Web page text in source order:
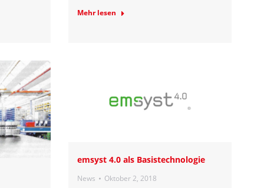
Mehr lesen
emsyst 4.0 als Basistechnologie
News Oktober 2, 2018